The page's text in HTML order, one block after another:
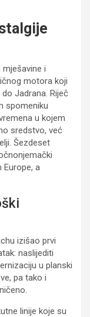
i
motora koji
Jadrana. Riječ
spomeniku
u kojem
sredstvo, već
Šezdeset
Europe, a
izišao prvi
naslijediti
u planski
pa tako i
linije koje su